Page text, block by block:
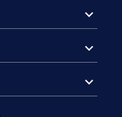
expand_more
expand_more
expand_more